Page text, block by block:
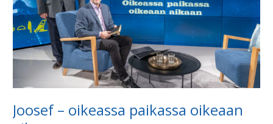
Joosef – oikeassa paikassa oikeaan